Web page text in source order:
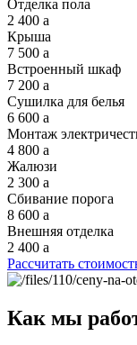
Отделка пола
2 400 a
Крыша
7 500 a
Встроенный шкаф
7 200 a
Сушилка для белья
6 600 a
Монтаж
4 800 a
Жалюзи
2 300 a
Сбивание порога
8 600 a
Внешняя отделка
2 400 a
Рассчитать
Как мы